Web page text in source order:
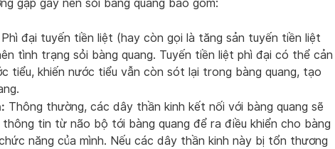
gặp gây nên sỏi bàng quang bao gồm:
Phì đại tuyến tiền liệt (hay còn gọi là tăng sản tuyến tiền liệt
tình trạng sỏi bàng quang. Tuyến tiền liệt phì đại có thể cản
tiểu, khiến nước tiểu vẫn còn sót lại trong bàng quang, tạo
Thông thường, các dây thần kinh kết nối với bàng quang sẽ
tin từ não bộ tới bàng quang để ra điều khiển cho bàng
năng của mình. Nếu các dây thần kinh này bị tổn thương